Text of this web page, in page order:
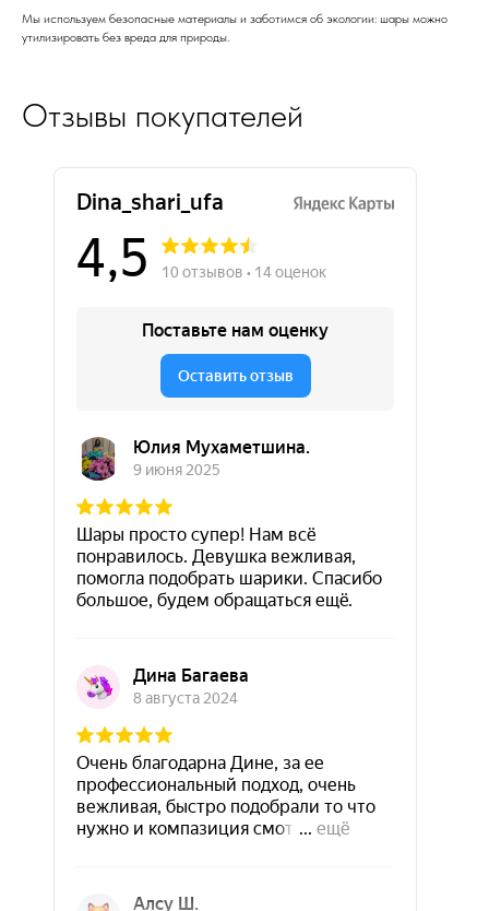
Мы используем безопасные материалы и заботимся об экологии: шары можно
утилизировать без вреда для природы.
Отзывы покупателей